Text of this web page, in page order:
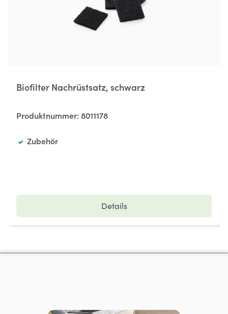
Biofilter Nachrüstsatz, schwarz
Produktnummer:8011178
Zubehör
Details